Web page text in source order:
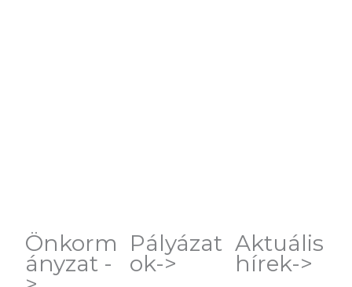
Önkorm
ányzat -
Pályázat
ok->
Aktuális
hírek->